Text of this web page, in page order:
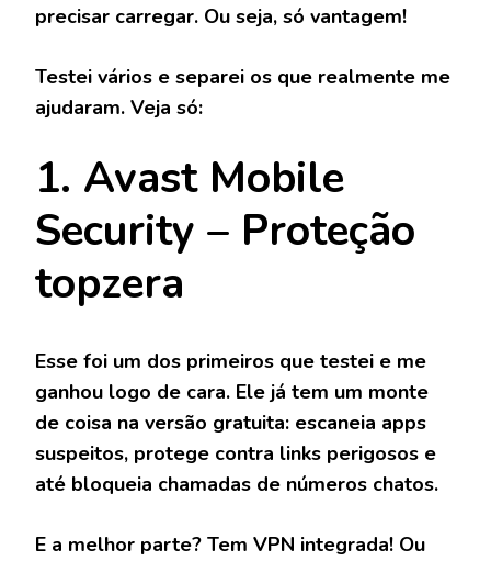
precisar carregar. Ou seja, só vantagem!
Testei vários e separei os que realmente me
ajudaram. Veja só:
1. Avast Mobile
Security – Proteção
topzera
Esse foi um dos primeiros que testei e me
ganhou logo de cara. Ele já tem um monte
de coisa na versão gratuita: escaneia apps
suspeitos, protege contra links perigosos e
até bloqueia chamadas de números chatos.
E a melhor parte? Tem VPN integrada! Ou